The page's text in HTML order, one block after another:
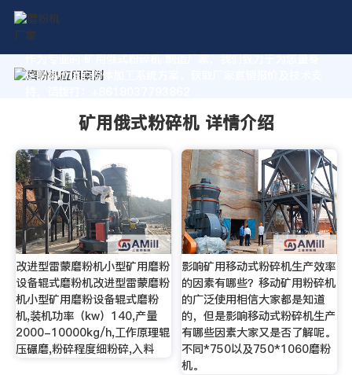
作为专业的 矿用俄式粉碎机 制造厂家，我们致力于为您量身
定制高价值的粉体加工系统方案。获取厂家直销报价及技术支
矿用俄式粉碎机 详情介绍
改进型雷蒙磨粉机小型矿用磨粉
设备辊式磨粉机改进型雷蒙磨粉
机小型矿用磨粉设备辊式磨粉
机,装机功率（kw）140,产量
2000-10000kg/h,工作原理辊
压碾磨,粉碎程度细粉碎,入料
影响矿用移动式粉碎机生产效率
的因素有哪些？移动矿用粉碎机
的广泛使用相信大家都是知道
的，但是影响移动式粉碎机生产
有哪些因素大家又是否了解呢。
不同*750以及750*1060磨粉
机。